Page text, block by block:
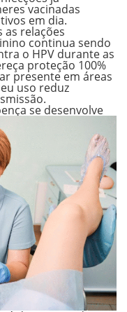
vacinadas
em dia.
as relações
continua sendo
o HPV durante as
proteção 100%
presente em áreas
uso reduz
se desenvolve